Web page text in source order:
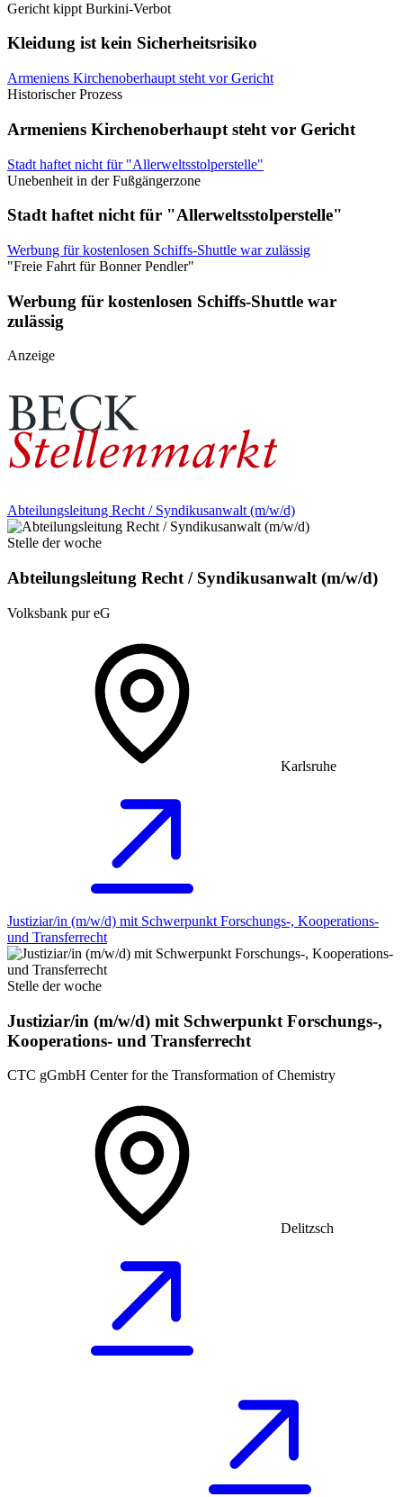
Gericht kippt Burkini-Verbot
Kleidung ist kein Sicherheitsrisiko
Armeniens Kirchenoberhaupt steht vor Gericht
Historischer Prozess
Armeniens Kirchenoberhaupt steht vor Gericht
Stadt haftet nicht für "Allerweltsstolperstelle"
Unebenheit in der Fußgängerzone
Stadt haftet nicht für "Allerweltsstolperstelle"
Werbung für kostenlosen Schiffs-Shuttle war zulässig
"Freie Fahrt für Bonner Pendler"
Werbung für kostenlosen Schiffs-Shuttle war
zulässig
Anzeige
Abteilungsleitung Recht / Syndikusanwalt (m/w/d)
Stelle der woche
Abteilungsleitung Recht / Syndikusanwalt (m/w/d)
Volksbank pur eG
Karlsruhe
Justiziar/in (m/w/d) mit Schwerpunkt Forschungs-, Kooperations-
und Transferrecht
Stelle der woche
Justiziar/in (m/w/d) mit Schwerpunkt Forschungs-,
Kooperations- und Transferrecht
CTC gGmbH Center for the Transformation of Chemistry
Delitzsch